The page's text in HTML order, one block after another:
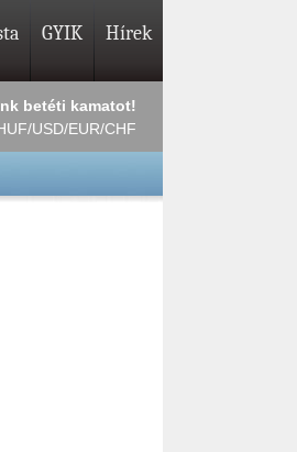
GYIK Hírek
betéti kamatot!
USD/EUR/CHF